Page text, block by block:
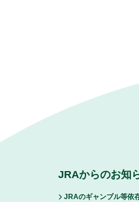
JRAからのお知
JRAのギャンブル等依